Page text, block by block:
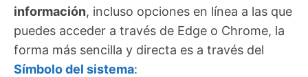
información, incluso opciones en línea a las que
puedes acceder a través de Edge o Chrome, la
forma más sencilla y directa es a través del
Símbolo del sistema: